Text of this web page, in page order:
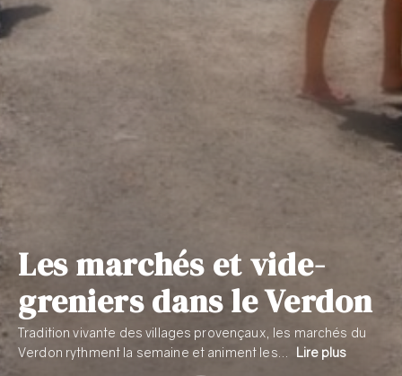
Les marchés et vide-
greniers dans le Verdon
Tradition vivante des villages provençaux, les marchés du
Verdon rythment la semaine et animent les…
Lire plus